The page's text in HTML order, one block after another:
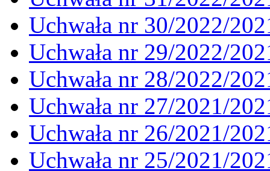
Uchwała nr 30/2022/
Uchwała nr 29/2022/
Uchwała nr 28/2022/
Uchwała nr 27/2021/
Uchwała nr 26/2021/
Uchwała nr 25/2021/